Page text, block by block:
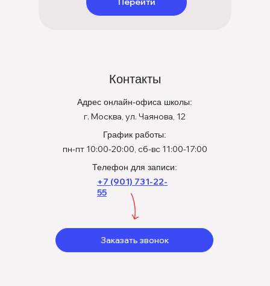
Контакты
Заказать звонок
Адрес онлайн-офиса школы:
г. Москва, ул. Чаянова, 12
График работы:
пн-пт 10:00-20:00, сб-вс 11:00-17:00
Телефон для записи:
+7 (901) 731-22-
55